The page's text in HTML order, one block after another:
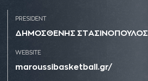
PRESIDENT
ΔΗΜΟΣΘΕΝΗΣ ΣΤAΣΙΝΟΠΟΥΛΟΣ
WEBSITE
maroussibasketball.gr/